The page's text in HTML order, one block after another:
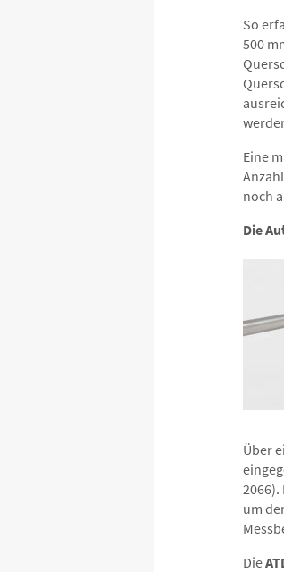
So
500
Eine
noch
Die
Über
um
Die